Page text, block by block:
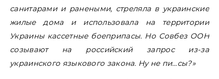
санитарами и ранеными, стреляла в украинские
жилые дома и использовала на территории
Украины кассетные боеприпасы. Но Совбез ООН
созывают на российский запрос из-за
украинского языкового закона. Ну не пи…сы?»